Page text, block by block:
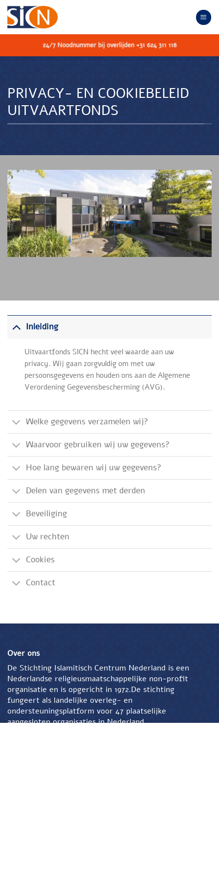
Ga
naar
inhoud
24/7 Noodnummer bij overlijden +31 624 311 118
PRIVACY- EN COOKIEBELEID
UITVAARTFONDS
Inleiding
Uitvaartfonds SICN hecht veel waarde aan uw
privacy. Wij gaan zorgvuldig om met uw
persoonsgegevens en houden ons aan de Algemene
Verordening Gegevensbescherming (AVG).
Welke gegevens verzamelen wij?
Waarvoor gebruiken wij uw gegevens?
Hoe lang bewaren wij uw gegevens?
Delen van gegevens met derden
Beveiliging
Uw rechten
Cookies
Contact
Over ons
De Stichting Islamitisch Centrum Nederland is een
Nederlandse religieusmaatschappelijke non-profit
organisatie en is opgericht in 1972.De stichting
fungeert als landelijke overleg- en
ondersteuningsplatform voor 47 plaatselijke
aangesloten organisaties in Nederland.